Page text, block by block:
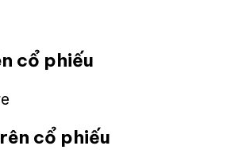
cổ phiếu
cổ phiếu